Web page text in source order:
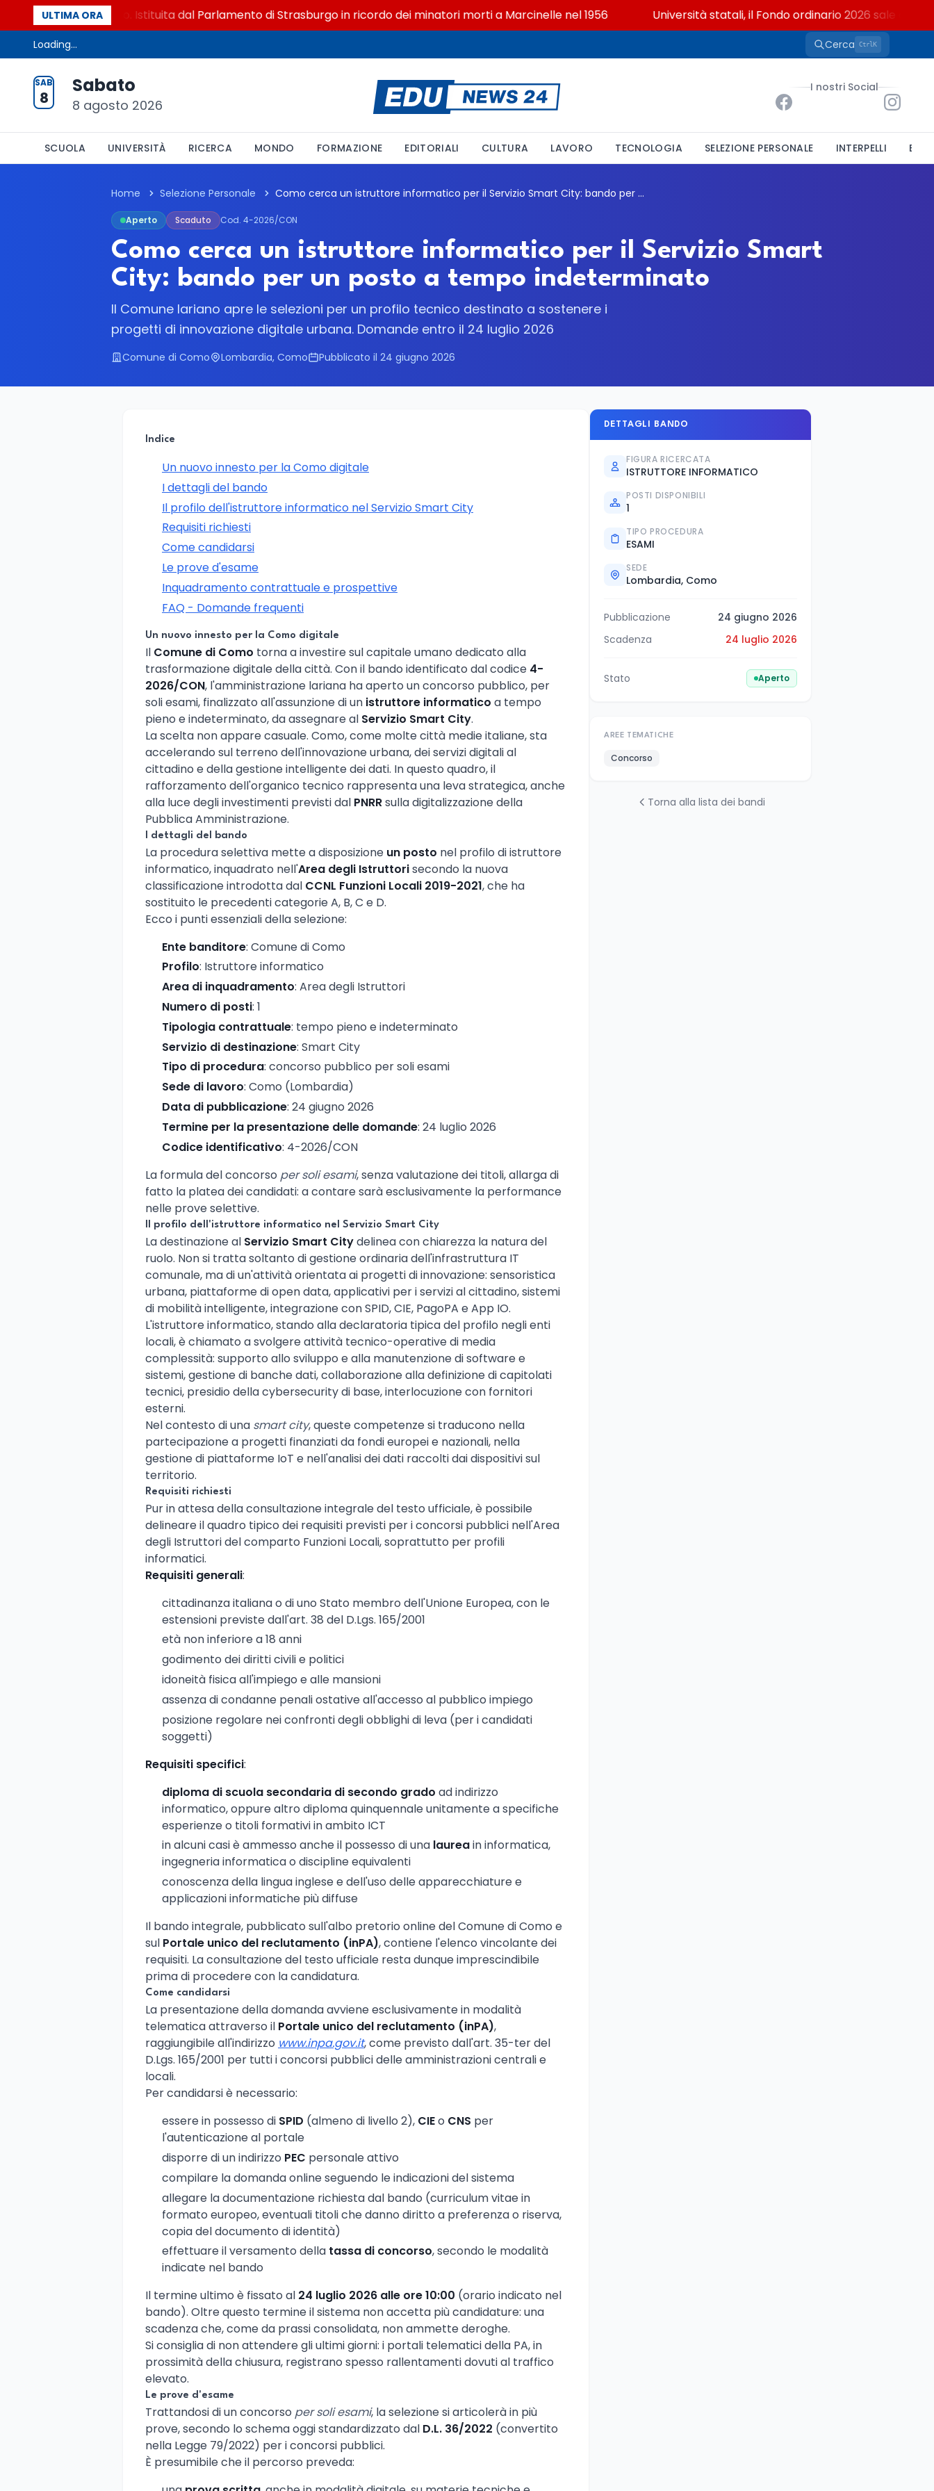
ULTIMA ORA
vittime del lavoro. Istituita dal Parlamento di Strasburgo in ricordo dei minatori morti a Marcinelle nel 1956 Università statali, il Fondo ordinario 2026 sale a 9,415
Loading... Cerca CtrlK
SAB
8
Sabato
8 agosto 2026
I nostri Social
SCUOLA UNIVERSITÀ RICERCA MONDO FORMAZIONE EDITORIALI CULTURA LAVORO TECNOLOGIA SELEZIONE PERSONALE INTERPELLI
Home Selezione Personale Como cerca un istruttore informatico per il Servizio Smart City: bando per un posto a tempo indeterminato
Aperto Scaduto Cod. 4-2026/CON
Como cerca un istruttore informatico per il Servizio Smart
City: bando per un posto a tempo indeterminato
Il Comune lariano apre le selezioni per un profilo tecnico destinato a sostenere i
progetti di innovazione digitale urbana. Domande entro il 24 luglio 2026
Comune di Como Lombardia, Como Pubblicato il 24 giugno 2026
Indice
Un nuovo innesto per la Como digitale
I dettagli del bando
Il profilo dell'istruttore informatico nel Servizio Smart City
Requisiti richiesti
Come candidarsi
Le prove d'esame
Inquadramento contrattuale e prospettive
FAQ - Domande frequenti
Un nuovo innesto per la Como digitale
Il Comune di Como torna a investire sul capitale umano dedicato alla
trasformazione digitale della città. Con il bando identificato dal codice 4-
2026/CON, l'amministrazione lariana ha aperto un concorso pubblico, per
soli esami, finalizzato all'assunzione di un istruttore informatico a tempo
pieno e indeterminato, da assegnare al Servizio Smart City.
La scelta non appare casuale. Como, come molte città medie italiane, sta
accelerando sul terreno dell'innovazione urbana, dei servizi digitali al
cittadino e della gestione intelligente dei dati. In questo quadro, il
rafforzamento dell'organico tecnico rappresenta una leva strategica, anche
alla luce degli investimenti previsti dal PNRRsulla digitalizzazione della
Pubblica Amministrazione.
I dettagli del bando
La procedura selettiva mette a disposizione un posto nel profilo di istruttore
informatico, inquadrato nell'Area degli Istruttorisecondo la nuova
classificazione introdotta dal CCNL Funzioni Locali 2019-2021, che ha
sostituito le precedenti categorie A, B, C e D.
Ecco i punti essenziali della selezione:
Ente banditore: Comune di Como
Profilo: Istruttore informatico
Area di inquadramento: Area degli Istruttori
Numero di posti: 1
Tipologia contrattuale: tempo pieno e indeterminato
Servizio di destinazione: Smart City
Tipo di procedura: concorso pubblico per soli esami
Sede di lavoro: Como (Lombardia)
Data di pubblicazione: 24 giugno 2026
Termine per la presentazione delle domande: 24 luglio 2026
Codice identificativo: 4-2026/CON
La formula del concorso per soli esami, senza valutazione dei titoli, allarga di
fatto la platea dei candidati: a contare sarà esclusivamente la performance
nelle prove selettive.
Il profilo dell'istruttore informatico nel Servizio Smart City
La destinazione al Servizio Smart Citydelinea con chiarezza la natura del
ruolo. Non si tratta soltanto di gestione ordinaria dell'infrastruttura IT
comunale, ma di un'attività orientata ai progetti di innovazione: sensoristica
urbana, piattaforme di open data, applicativi per i servizi al cittadino, sistemi
di mobilità intelligente, integrazione con SPID, CIE, PagoPA e App IO.
L'istruttore informatico, stando alla declaratoria tipica del profilo negli enti
locali, è chiamato a svolgere attività tecnico-operative di media
complessità: supporto allo sviluppo e alla manutenzione di software e
sistemi, gestione di banche dati, collaborazione alla definizione di capitolati
tecnici, presidio della cybersecurity di base, interlocuzione con fornitori
esterni.
Nel contesto di una smart city, queste competenze si traducono nella
partecipazione a progetti finanziati da fondi europei e nazionali, nella
gestione di piattaforme IoT e nell'analisi dei dati raccolti dai dispositivi sul
territorio.
Requisiti richiesti
Pur in attesa della consultazione integrale del testo ufficiale, è possibile
delineare il quadro tipico dei requisiti previsti per i concorsi pubblici nell'Area
degli Istruttori del comparto Funzioni Locali, soprattutto per profili
informatici.
Requisiti generali:
cittadinanza italiana o di uno Stato membro dell'Unione Europea, con le
estensioni previste dall'art. 38 del D.Lgs. 165/2001
età non inferiore a 18 anni
godimento dei diritti civili e politici
idoneità fisica all'impiego e alle mansioni
assenza di condanne penali ostative all'accesso al pubblico impiego
posizione regolare nei confronti degli obblighi di leva (per i candidati
soggetti)
Requisiti specifici:
diploma di scuola secondaria di secondo grado ad indirizzo
informatico, oppure altro diploma quinquennale unitamente a specifiche
esperienze o titoli formativi in ambito ICT
in alcuni casi è ammesso anche il possesso di una laureain informatica,
ingegneria informatica o discipline equivalenti
conoscenza della lingua inglese e dell'uso delle apparecchiature e
applicazioni informatiche più diffuse
Il bando integrale, pubblicato sull'albo pretorio online del Comune di Como e
sul Portale unico del reclutamento (inPA), contiene l'elenco vincolante dei
requisiti. La consultazione del testo ufficiale resta dunque imprescindibile
prima di procedere con la candidatura.
Come candidarsi
La presentazione della domanda avviene esclusivamente in modalità
telematica attraverso il Portale unico del reclutamento (inPA),
raggiungibile all'indirizzo www.inpa.gov.it, come previsto dall'art. 35-ter del
D.Lgs. 165/2001 per tutti i concorsi pubblici delle amministrazioni centrali e
locali.
Per candidarsi è necessario:
essere in possesso di SPID (almeno di livello 2), CIEo CNS per
l'autenticazione al portale
disporre di un indirizzo PEC personale attivo
compilare la domanda online seguendo le indicazioni del sistema
allegare la documentazione richiesta dal bando (curriculum vitae in
formato europeo, eventuali titoli che danno diritto a preferenza o riserva,
copia del documento di identità)
effettuare il versamento della tassa di concorso, secondo le modalità
indicate nel bando
Il termine ultimo è fissato al 24 luglio 2026 alle ore 10:00 (orario indicato nel
bando). Oltre questo termine il sistema non accetta più candidature: una
scadenza che, come da prassi consolidata, non ammette deroghe.
Si consiglia di non attendere gli ultimi giorni: i portali telematici della PA, in
prossimità della chiusura, registrano spesso rallentamenti dovuti al traffico
elevato.
Le prove d'esame
Trattandosi di un concorso per soli esami, la selezione si articolerà in più
prove, secondo lo schema oggi standardizzato dal D.L. 36/2022 (convertito
nella Legge 79/2022) per i concorsi pubblici.
È presumibile che il percorso preveda:
DETTAGLI BANDO
FIGURA RICERCATA
ISTRUTTORE INFORMATICO
POSTI DISPONIBILI
1
TIPO PROCEDURA
ESAMI
SEDE
Lombardia, Como
Pubblicazione
24 giugno 2026
Scadenza
24 luglio 2026
Stato Aperto
AREE TEMATICHE
Concorso
Torna alla lista dei bandi